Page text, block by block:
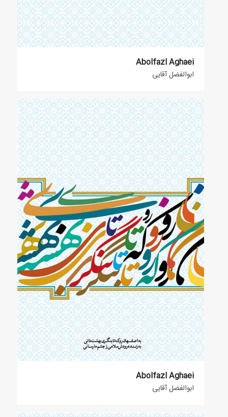
Abolfazl Aghaei
ابوالفضل آقایی
Abolfazl Aghaei
ابوالفضل آقایی